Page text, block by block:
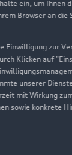
ein, um Ihnen
Browser an
zur
Klicken auf
unserer
mit Wirkung
sowie konkrete